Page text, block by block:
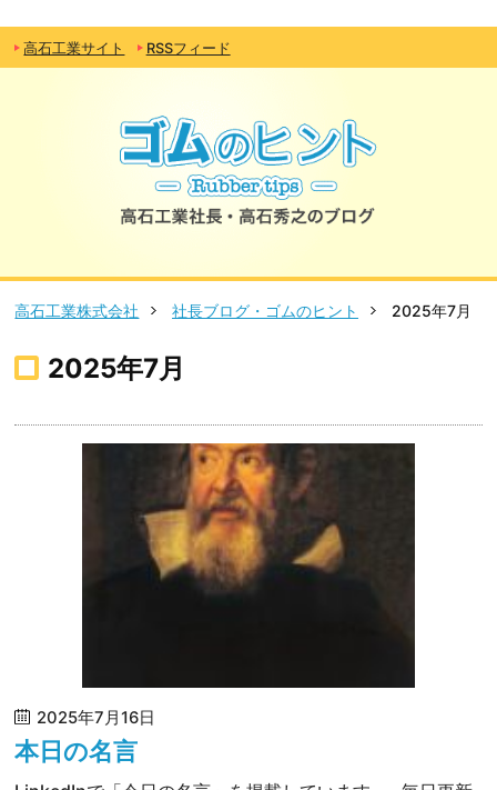
高石工業サイト RSSフィード
高石工業株式会社 社長ブログ・ゴムのヒント 2025年7月
2025年7月
2025年7月16日
本日の名言